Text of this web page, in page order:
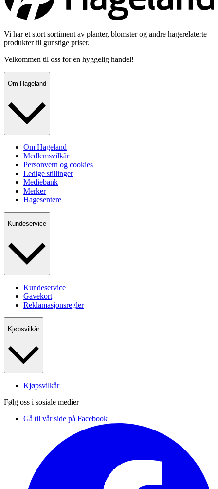
Vi har et stort sortiment av planter, blomster og andre hagerelaterte
produkter til gunstige priser.
Velkommen til oss for en hyggelig handel!
Om Hageland
Om Hageland
Medlemsvilkår
Personvern og cookies
Ledige stillinger
Mediebank
Merker
Hagesentere
Kundeservice
Kundeservice
Gavekort
Reklamasjonsregler
Kjøpsvilkår
Kjøpsvilkår
Følg oss i sosiale medier
Gå til vår side på Facebook